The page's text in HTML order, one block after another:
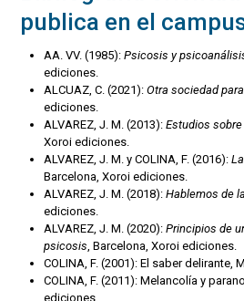
publica en el
AA. VV. (1985):Psicosis y
ediciones.
ALCUAZ, C. (2021):Otra sociedad
ediciones.
ALVAREZ, J. M. (2013): Estudios
Xoroi ediciones.
ALVAREZ, J. M. y COLINA, F. (2016):
Barcelona, Xoroi ediciones.
ALVAREZ, J. M. (2018):Hablemos de
ediciones.
ALVAREZ, J. M. (2020):Principios de
psicosis , Barcelona, Xoroi ediciones.
COLINA, F. (2001): El saber delirante,
COLINA, F. (2011): Melancolía y
ediciones.